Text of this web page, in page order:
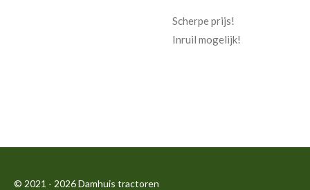
Scherpe prijs!
Inruil mogelijk!
© 2021 - 2026 Damhuis tractoren